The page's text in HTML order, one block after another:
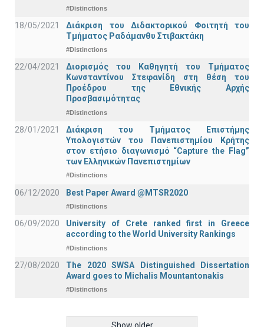
#Distinctions
18/05/2021
Διάκριση του Διδακτορικού Φοιτητή του
Τμήματος Ραδάμανθυ Στιβακτάκη
#Distinctions
22/04/2021
Διορισμός του Καθηγητή του Τμήματος
Κωνσταντίνου Στεφανίδη στη θέση του
Προέδρου της Εθνικής Αρχής
Προσβασιμότητας
#Distinctions
28/01/2021
Διάκριση του Τμήματος Επιστήμης
Υπολογιστών του Πανεπιστημίου Κρήτης
στον ετήσιο διαγωνισμό “Capture the Flag”
των Ελληνικών Πανεπιστημίων
#Distinctions
06/12/2020 Best Paper Award @MTSR2020
#Distinctions
06/09/2020
University of Crete ranked first in Greece
according to the World University Rankings
#Distinctions
27/08/2020
The 2020 SWSA Distinguished Dissertation
Award goes to Michalis Mountantonakis
#Distinctions